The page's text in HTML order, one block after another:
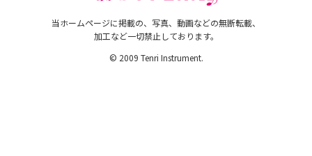
当ホームページに掲載の、写真、動画などの無断転載、
加工など一切禁止しております。
© 2009 Tenri Instrument.